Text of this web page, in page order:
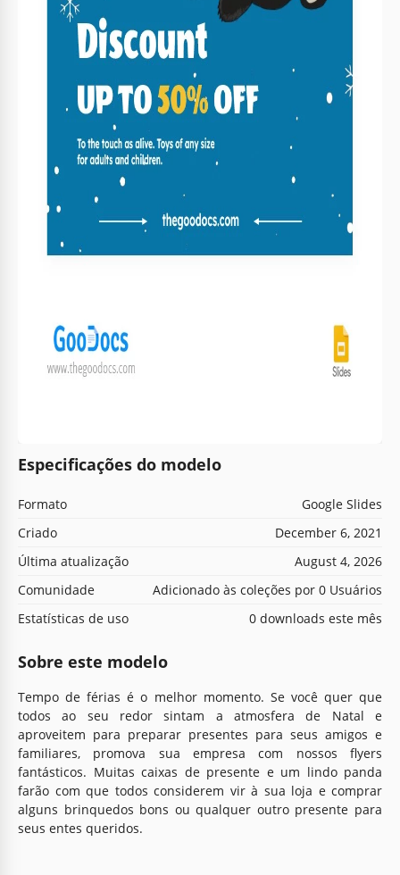
Especificações do modelo
Formato
Google Slides
Criado
December 6, 2021
Última atualização
August 4, 2026
Comunidade
Adicionado às coleções por 0 Usuários
Estatísticas de uso
0 downloads este mês
Sobre este modelo
Tempo de férias é o melhor momento. Se você quer que
todos ao seu redor sintam a atmosfera de Natal e
aproveitem para preparar presentes para seus amigos e
familiares, promova sua empresa com nossos flyers
fantásticos. Muitas caixas de presente e um lindo panda
farão com que todos considerem vir à sua loja e comprar
alguns brinquedos bons ou qualquer outro presente para
seus entes queridos.